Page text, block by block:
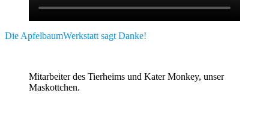
Die ApfelbaumWerkstatt sagt Danke!
Mitarbeiter des Tierheims und Kater Monkey, unser
Maskottchen.